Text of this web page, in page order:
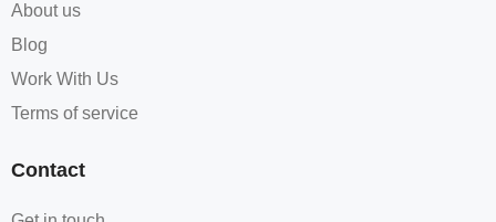
About us
Blog
Work With Us
Terms of service​
Contact